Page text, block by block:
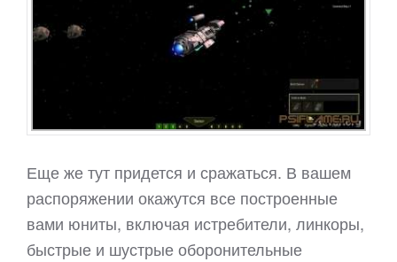
Еще же тут придется и сражаться. В вашем
распоряжении окажутся все построенные
вами юниты, включая истребители, линкоры,
быстрые и шустрые оборонительные